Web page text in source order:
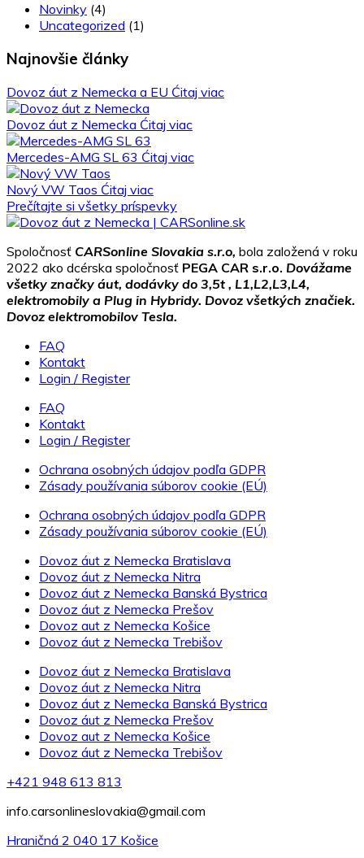
Novinky (4)
Uncategorized (1)
Najnovšie články
Dovoz áut z Nemecka a EU Ćitaj viac
Dovoz áut z Nemecka Ćitaj viac
Mercedes-AMG SL 63 Ćitaj viac
Nový VW Taos Ćitaj viac
Prečítajte si všetky príspevky
Spoločnosť CARSonline Slovakia s.r.o, bola založená v roku
2022 ako dcérska spoločnosť PEGA CAR s.r.o. Dovážame
všetky značky áut, dodávky do 3,5t , L1,L2,L3,L4,
elektromobily a Plug in Hybridy. Dovoz všetkých značiek.
Dovoz elektromobilov Tesla.
FAQ
Kontakt
Login / Register
FAQ
Kontakt
Login / Register
Ochrana osobných údajov podľa GDPR
Zásady používania súborov cookie (EÚ)
Ochrana osobných údajov podľa GDPR
Zásady používania súborov cookie (EÚ)
Dovoz áut z Nemecka Bratislava
Dovoz áut z Nemecka Nitra
Dovoz áut z Nemecka Banská Bystrica
Dovoz áut z Nemecka Prešov
Dovoz aut z Nemecka Košice
Dovoz áut z Nemecka Trebišov
Dovoz áut z Nemecka Bratislava
Dovoz áut z Nemecka Nitra
Dovoz áut z Nemecka Banská Bystrica
Dovoz áut z Nemecka Prešov
Dovoz aut z Nemecka Košice
Dovoz áut z Nemecka Trebišov
+421 948 613 813
info.carsonlineslovakia@gmail.com
Hraničná 2 040 17 Košice